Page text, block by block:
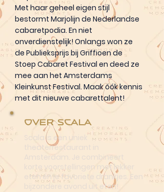
Met haar geheel eigen stijl
bestormt Marjolijn de Nederlandse
cabaretpodia. En niet
onverdienstelijk! Onlangs won ze
de Publieksprijs bij Griffioen de
Stoep Cabaret Festival en deed ze
mee aan het Amsterdams
Kleinkunst Festival. Maak óók kennis
met dit nieuwe cabarettalent!
Over Scala
Scala is een uniek
theaterrestaurant in
Amsterdam. Je combineert
korte voorstellingen met lekker
eten én je favoriete drankjes. Een
bijzondere avond uit eten!